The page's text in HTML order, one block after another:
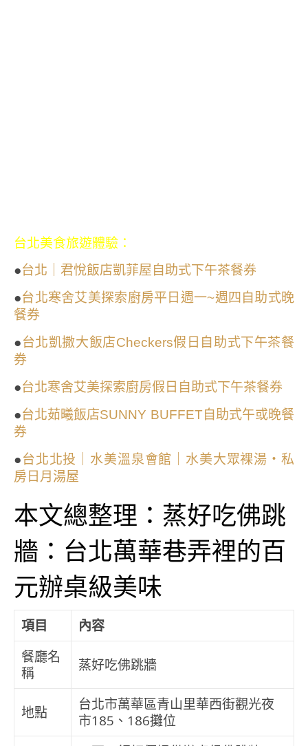
台北美食旅遊體驗：
●台北｜君悅飯店凱菲屋自助式下午茶餐券
●台北寒舍艾美探索廚房平日週一~週四自助式晚
餐券
●台北凱撒大飯店Checkers假日自助式下午茶餐
券
●台北寒舍艾美探索廚房假日自助式下午茶餐券
●台北茹曦飯店SUNNY BUFFET自助式午或晚餐
券
●台北北投｜水美溫泉會館｜水美大眾裸湯・私
房日月湯屋
本文總整理：蒸好吃佛跳
牆：台北萬華巷弄裡的百
元辦桌級美味
項目
內容
餐廳名
稱
蒸好吃佛跳牆
地點
台北市萬華區青山里華西街觀光夜
市185、186攤位